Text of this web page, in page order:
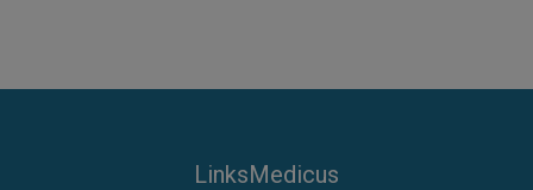
LinksMedicus